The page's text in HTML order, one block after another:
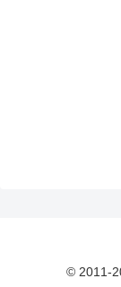
© 2011-